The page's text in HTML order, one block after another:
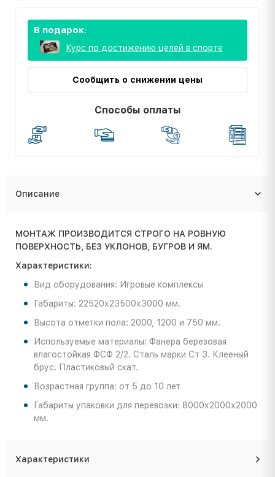
В подарок:
Курс по достижению целей в спорте
Сообщить о снижении цены
Способы оплаты
Описание
МОНТАЖ ПРОИЗВОДИТСЯ СТРОГО НА РОВНУЮ
ПОВЕРХНОСТЬ, БЕЗ УКЛОНОВ, БУГРОВ И ЯМ.
Характеристики:
Вид оборудования: Игровые комплексы
Габариты: 22520х23500х3000 мм.
Высота отметки пола: 2000, 1200 и 750 мм.
Используемые материалы: Фанера березовая
влагостойкая ФСФ 2/2. Сталь марки Ст 3. Клееный
брус. Пластиковый скат.
Возрастная группа: от 5 до 10 лет
Габариты упаковки для перевозки: 8000х2000х2000
мм.
Характеристики